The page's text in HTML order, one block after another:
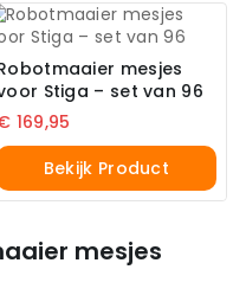
mesjes
Stiga – set van 96
169,95
Bekijk Product
mesjes